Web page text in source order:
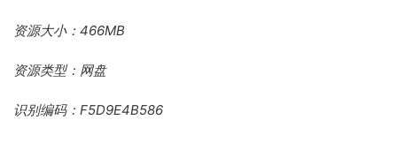
资源大小：466MB
资源类型：网盘
识别编码：F5D9E4B586